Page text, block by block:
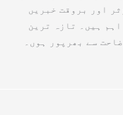
اور بروقت خبریں
ہیں۔ تازہ ترین
سے بھرپور ہوں۔